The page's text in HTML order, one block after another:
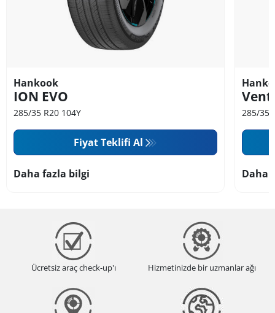
Hankook
ION EVO
285/35 R20 104Y
Fiyat Teklifi Al
Daha fazla bilgi
285/35
Daha
Ücretsiz araç check-up'ı Hizmetinizde bir uzmanlar ağı